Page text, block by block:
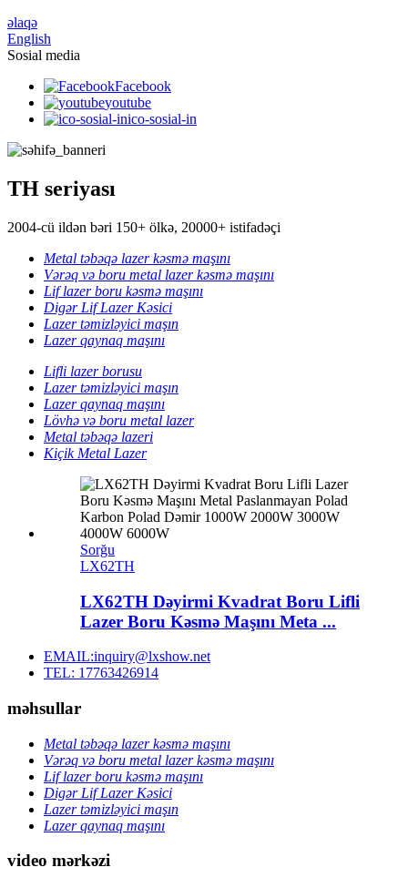
əlaqə
English
Sosial media
Facebook
youtube
ico-sosial-in
TH seriyası
2004-cü ildən bəri 150+ ölkə, 20000+ istifadəçi
Metal təbəqə lazer kəsmə maşını
Vərəq və boru metal lazer kəsmə maşını
Lif lazer boru kəsmə maşını
Digər Lif Lazer Kəsici
Lazer təmizləyici maşın
Lazer qaynaq maşını
Lifli lazer borusu
Lazer təmizləyici maşın
Lazer qaynaq maşını
Lövhə və boru metal lazer
Metal təbəqə lazeri
Kiçik Metal Lazer
Sorğu
LX62TH
LX62TH Dəyirmi Kvadrat Boru Lifli
Lazer Boru Kəsmə Maşını Meta ...
EMAIL:inquiry@lxshow.net
TEL: 17763426914
məhsullar
Metal təbəqə lazer kəsmə maşını
Vərəq və boru metal lazer kəsmə maşını
Lif lazer boru kəsmə maşını
Digər Lif Lazer Kəsici
Lazer təmizləyici maşın
Lazer qaynaq maşını
video mərkəzi